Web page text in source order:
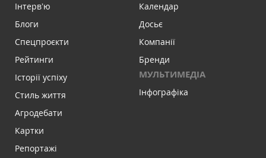
Інтервʼю
Блоги
Спецпроєкти
Рейтинги
Історії успіху
Стиль життя
Агродебати
Картки
Репортажі
Календар
Досьє
Компанії
Бренди
МУЛЬТИМЕДІА
Інфографіка